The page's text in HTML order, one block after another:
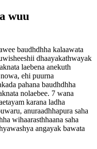
wuu
baudhdhha kalaawata
dhaayakathwayak
laebena anekuth
ehi puurna
pahana baudhdhha
nolaebee. 7 wana
karana ladha
anuraadhhapura saha
wihaarasthhaana saha
angayak bawata